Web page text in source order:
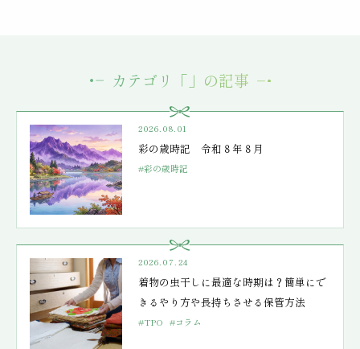
カテゴリ「」の記事
2026.08.01
彩の歳時記 令和８年８月
#彩の歳時記
2026.07.24
着物の虫干しに最適な時期は？簡単にで
きるやり方や長持ちさせる保管方法
#TPO #コラム